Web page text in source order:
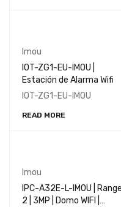
Imou
IOT-ZG1-EU-IMOU |
Estación de Alarma Wifi
IOT-ZG1-EU-IMOU
READ MORE
Imou
IPC-A32E-L-IMOU |
2 | 3MP | Domo WIFI |